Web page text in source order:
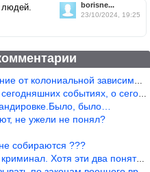
borisne...
23/10/2024, 19:25
людей.
колониальной зависимости, это
событиях, о сегодняшней
было…
не ужели не понял?
собираются ???
Хотя эти два понятия начин